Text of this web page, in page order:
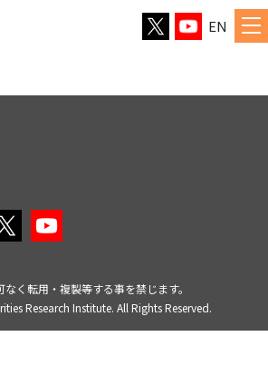
EN
く転用・複製等する事を禁じます。
Research Institute. All Rights Reserved.